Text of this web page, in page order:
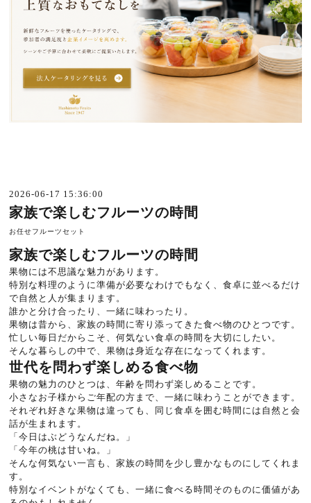
2026-06-17 15:36:00
家族で楽しむフルーツの時間
お任せフルーツセット
家族で楽しむフルーツの時間
果物には不思議な魅力があります。
特別な料理のように準備が必要なわけでもなく、食卓に並べるだけ
で自然と人が集まります。
誰かと分け合ったり、一緒に味わったり。
果物は昔から、家族の時間に寄り添ってきた食べ物のひとつです。
忙しい毎日だからこそ、何気ない食卓の時間を大切にしたい。
そんな暮らしの中で、果物は身近な存在になってくれます。
世代を問わず楽しめる食べ物
果物の魅力のひとつは、年齢を問わず楽しめることです。
小さなお子様からご年配の方まで、一緒に味わうことができます。
それぞれ好きな果物は違っても、同じ食卓を囲む時間には自然と会
話が生まれます。
「今日はぶどうなんだね。」
「今年の桃は甘いね。」
そんな何気ない一言も、家族の時間を少し豊かなものにしてくれま
す。
特別なイベントがなくても、一緒に食べる時間そのものに価値があ